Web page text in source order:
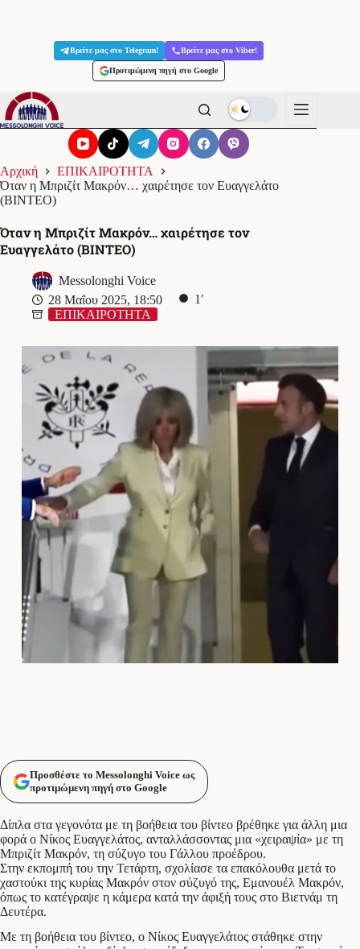
Βρείτε μας στο Telegram! Βρείτε μας στο Viber!
Προτιμώμενη πηγή στο Google
Αρχική
ΕΠΙΚΑΙΡΟΤΗΤΑ
Όταν η Μπριζίτ Μακρόν… χαιρέτησε τον Ευαγγελάτο
(ΒΙΝΤΕΟ)
Όταν η Μπριζίτ Μακρόν… χαιρέτησε τον
Ευαγγελάτο (ΒΙΝΤΕΟ)
Messolonghi Voice
28 Μαΐου 2025, 18:50
1′
ΕΠΙΚΑΙΡΟΤΗΤΑ
Προσθέστε το Messolonghi Voice ως
προτιμώμενη πηγή στο Google
Δίπλα στα γεγονότα με τη βοήθεια του βίντεο βρέθηκε για άλλη μια
φορά ο Νίκος Ευαγγελάτος, ανταλλάσσοντας μια «χειραψία» με τη
Μπριζίτ Μακρόν, τη σύζυγο του Γάλλου προέδρου.
Στην εκπομπή του την Τετάρτη, σχολίασε τα επακόλουθα μετά το
χαστούκι της κυρίας Μακρόν στον σύζυγό της, Εμανουέλ Μακρόν,
όπως το κατέγραψε η κάμερα κατά την άφιξή τους στο Βιετνάμ τη
Δευτέρα.
Με τη βοήθεια του βίντεο, ο Νίκος Ευαγγελάτος στάθηκε στην